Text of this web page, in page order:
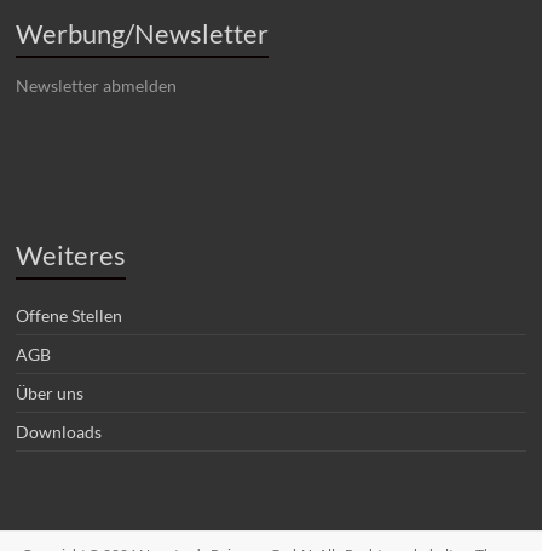
Werbung/Newsletter
Newsletter abmelden
Weiteres
Offene Stellen
AGB
Über uns
Downloads